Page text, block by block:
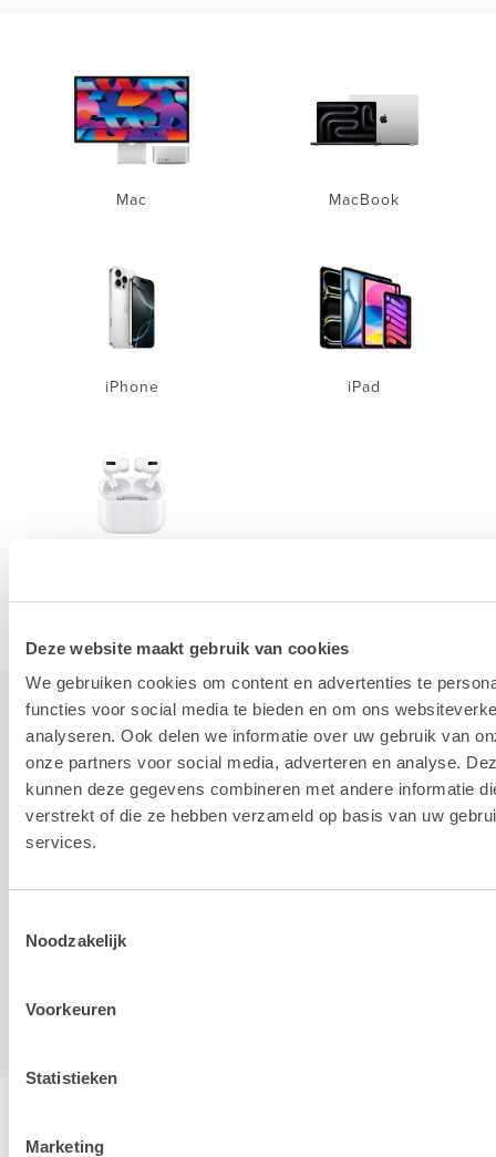
Deze website maakt gebruik van cookies
We gebruiken cookies om content en advertenties te
functies voor social media te bieden en om ons
analyseren. Ook delen we informatie over uw gebruik van
onze partners voor social media, adverteren en analyse.
kunnen deze gegevens combineren met andere informatie
verstrekt of die ze hebben verzameld op basis van uw
services.
Noodzakelijk
Voorkeuren
Statistieken
Marketing
Mac MacBook
iPhone iPad
STAY TUNED!